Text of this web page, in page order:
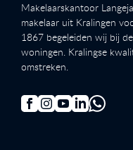
Makelaarskantoor
makelaar uit Kralingen
1867 begeleiden wij bij
woningen. Kralingse
omstreken.